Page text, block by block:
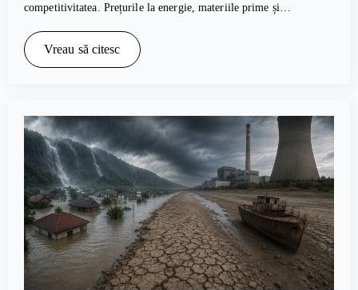
competitivitatea. Prețurile la energie, materiile prime și…
Vreau să citesc